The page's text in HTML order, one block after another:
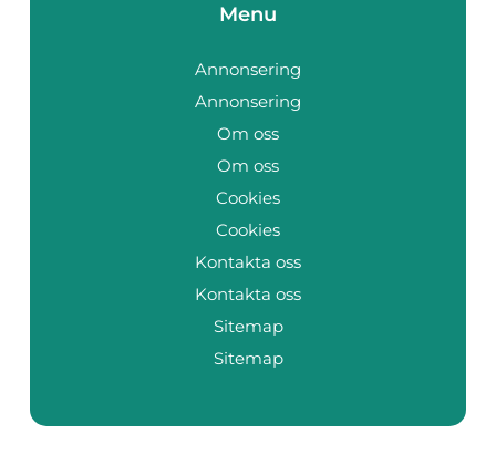
Menu
Annonsering
Annonsering
Om oss
Om oss
Cookies
Cookies
Kontakta oss
Kontakta oss
Sitemap
Sitemap